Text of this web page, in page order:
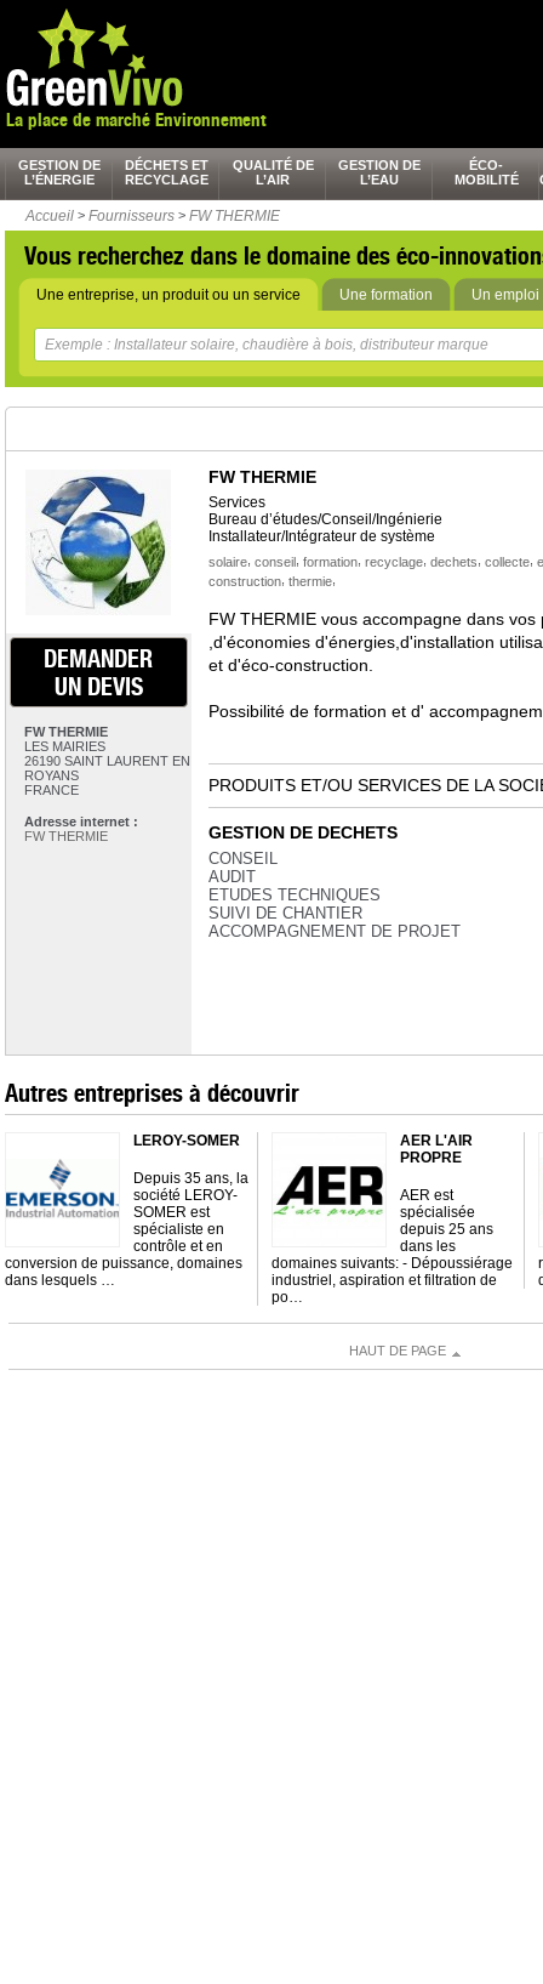
La place de marché Environnement
GESTION DE
L’ÉNERGIE
DÉCHETS ET
RECYCLAGE
QUALITÉ DE
L’AIR
GESTION DE
L’EAU
ÉCO-
MOBILITÉ
Accueil > Fournisseurs > FW THERMIE
Vous recherchez dans le domaine des éco-
Une entreprise, un produit ou un service Une formation Un emploi
DEMANDER
UN DEVIS
FW THERMIE
LES MAIRIES
26190 SAINT LAURENT EN
ROYANS
FRANCE
Adresse internet :
FW THERMIE
FW THERMIE
Services
Bureau d’études/Conseil/Ingénierie
Installateur/Intégrateur de système
solaire, conseil, formation, recyclage, dechets collecte,
construction, thermie,
FW THERMIE vous accompagne dans
,d'économies d'énergies,d'installation
et d'éco-construction.
Possibilité de formation et d'
PRODUITS ET/OU SERVICES DE LA
GESTION DE DECHETS
CONSEIL
AUDIT
ETUDES TECHNIQUES
SUIVI DE CHANTIER
ACCOMPAGNEMENT DE PROJET
Autres entreprises à découvrir
LEROY-SOMER
Depuis 35 ans, la
société LEROY-
SOMER est
spécialiste en
contrôle et en
conversion de puissance, domaines
dans lesquels …
AER L'AIR
PROPRE
AER est
spécialisée
depuis 25 ans
dans les
domaines suivants: - Dépoussiérage
industriel, aspiration et filtration de
po…
HAUT DE PAGE